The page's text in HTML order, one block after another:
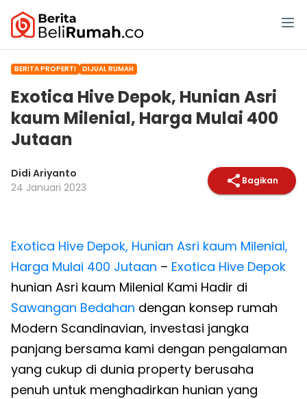
BERITA PROPERTI DIJUAL RUMAH
Exotica Hive Depok, Hunian Asri
kaum Milenial, Harga Mulai 400
Jutaan
Didi Ariyanto
24 Januari 2023
Bagikan
Exotica Hive Depok, Hunian Asri kaum Milenial,
Harga Mulai 400 Jutaan – Exotica Hive Depok
hunian Asri kaum Milenial Kami Hadir di
Sawangan Bedahan dengan konsep rumah
Modern Scandinavian, investasi jangka
panjang bersama kami dengan pengalaman
yang cukup di dunia property berusaha
penuh untuk menghadirkan hunian yang